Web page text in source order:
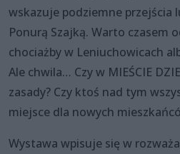
wskazuje podziemne przejścia
Ponurą Szajką. Warto czasem
chociażby w Leniuchowicach
Ale chwila… Czy w MIEŚCIE
zasady? Czy ktoś nad tym
miejsce dla nowych
Wystawa wpisuje się w